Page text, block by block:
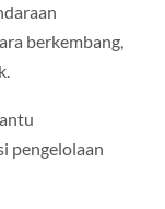
berkembang,
pengelolaan